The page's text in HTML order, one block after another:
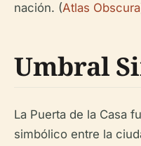
nación. (Atlas Obscura
Umbral
La Puerta de la Casa
simbólico entre la